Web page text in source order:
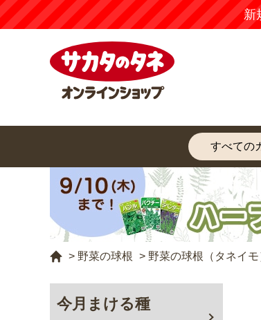
新
> 野菜の球根 > 野菜の球根（タネイ
今月まける種